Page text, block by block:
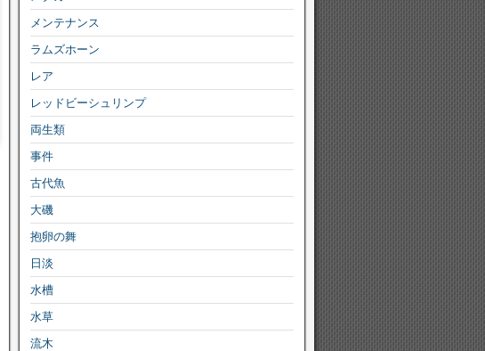
メンテナンス
ラムズホーン
レア
レッドビーシュリンプ
両生類
事件
古代魚
大磯
抱卵の舞
日淡
水槽
水草
流木